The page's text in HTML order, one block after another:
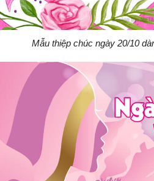
Mẫu thiệp chúc ngày 20/10